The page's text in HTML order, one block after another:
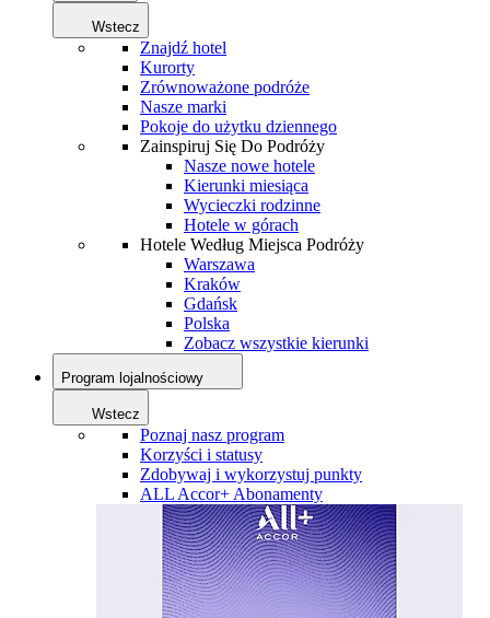
Wstecz
Znajdź hotel
Kurorty
Zrównoważone podróże
Nasze marki
Pokoje do użytku dziennego
Zainspiruj Się Do Podróży
Nasze nowe hotele
Kierunki miesiąca
Wycieczki rodzinne
Hotele w górach
Hotele Według Miejsca Podróży
Warszawa
Kraków
Gdańsk
Polska
Zobacz wszystkie kierunki
Program lojalnościowy
Wstecz
Poznaj nasz program
Korzyści i statusy
Zdobywaj i wykorzystuj punkty
ALL Accor+ Abonamenty